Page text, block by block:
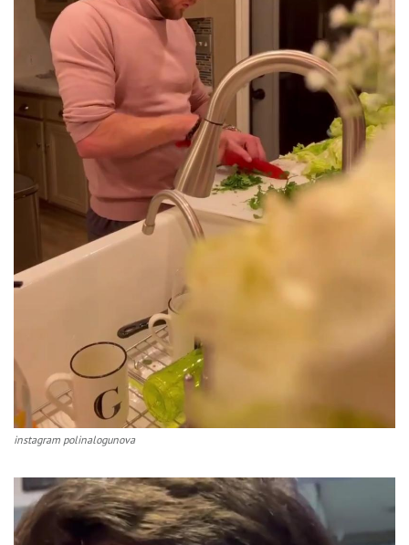
instagram polinalogunova